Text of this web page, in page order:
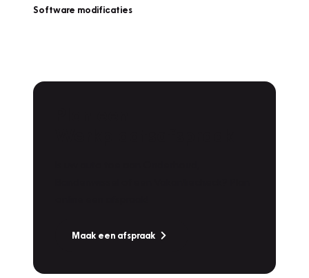
Software modificaties
Maak een afspraak